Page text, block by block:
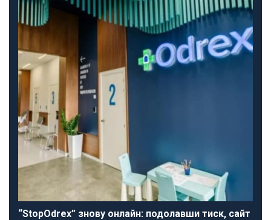
“StopOdrex” знову онлайн: подолавши тиск, сайт